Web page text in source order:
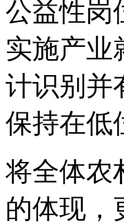
公益性岗
实施产业
计识别并
保持在低
将全体农
的体现，